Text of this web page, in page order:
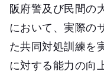
阪府警及び民間の
において、実際の
た共同対処訓練を
に対する能力の向